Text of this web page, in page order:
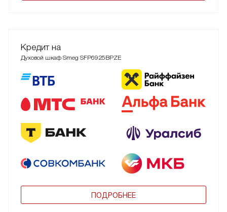
Кредит на
Духовой шкаф Smeg SFP6925BPZE
ПОДРОБНЕЕ